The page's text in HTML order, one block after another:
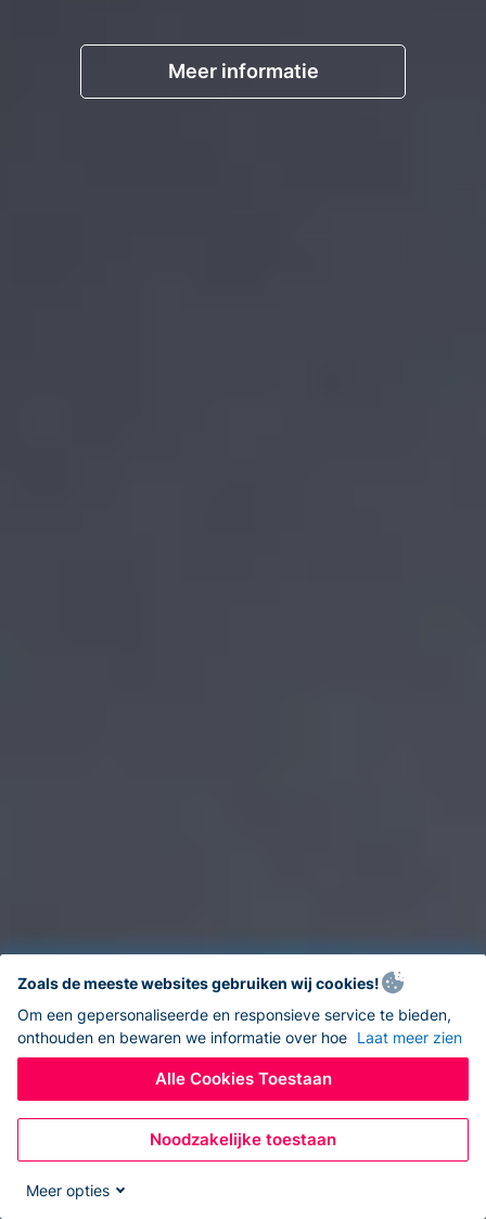
Meer informatie
Zoals de meeste websites gebruiken wij cookies!
Om een gepersonaliseerde en responsieve service te bieden,
onthouden en bewaren we informatie over hoe Laat meer zien
Alle Cookies Toestaan
Noodzakelijke toestaan
Meer opties